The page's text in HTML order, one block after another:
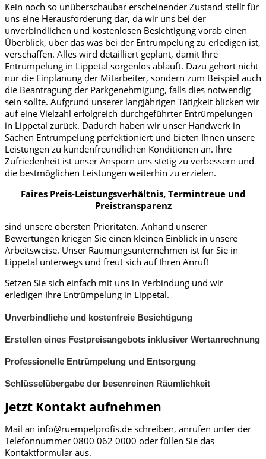
Kein noch so unüberschaubar erscheinender Zustand stellt für
uns eine Herausforderung dar, da wir uns bei der
unverbindlichen und kostenlosen Besichtigung vorab einen
Überblick, über das was bei der Entrümpelung zu erledigen ist,
verschaffen. Alles wird detailliert geplant, damit Ihre
Entrümpelung in Lippetal sorgenlos abläuft. Dazu gehört nicht
nur die Einplanung der Mitarbeiter, sondern zum Beispiel auch
die Beantragung der Parkgenehmigung, falls dies notwendig
sein sollte. Aufgrund unserer langjährigen Tätigkeit blicken wir
auf eine Vielzahl erfolgreich durchgeführter Entrümpelungen
in Lippetal zurück. Dadurch haben wir unser Handwerk in
Sachen Entrümpelung perfektioniert und bieten Ihnen unsere
Leistungen zu kundenfreundlichen Konditionen an. Ihre
Zufriedenheit ist unser Ansporn uns stetig zu verbessern und
die bestmöglichen Leistungen weiterhin zu erzielen.
Faires Preis-Leistungsverhältnis, Termintreue und
Preistransparenz
sind unsere obersten Prioritäten. Anhand unserer
Bewertungen kriegen Sie einen kleinen Einblick in unsere
Arbeitsweise. Unser Räumungsunternehmen ist für Sie in
Lippetal unterwegs und freut sich auf Ihren Anruf!
Setzen Sie sich einfach mit uns in Verbindung und wir
erledigen Ihre Entrümpelung in Lippetal.
Unverbindliche und kostenfreie Besichtigung
Erstellen eines Festpreisangebots inklusiver Wertanrechnung
Professionelle Entrümpelung und Entsorgung
Schlüsselübergabe der besenreinen Räumlichkeit
Jetzt Kontakt aufnehmen
Mail an info@ruempelprofis.de schreiben, anrufen unter der
Telefonnummer 0800 062 0000​ oder füllen Sie das
Kontaktformular aus.